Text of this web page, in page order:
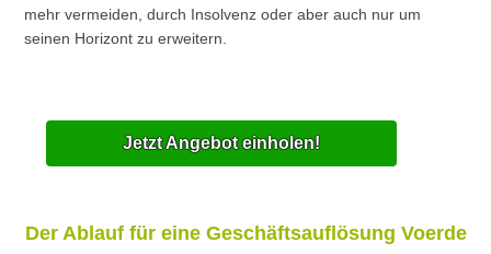
mehr vermeiden, durch Insolvenz oder aber auch nur um
seinen Horizont zu erweitern.
Jetzt Angebot einholen!
Der Ablauf für eine Geschäftsauflösung Voerde